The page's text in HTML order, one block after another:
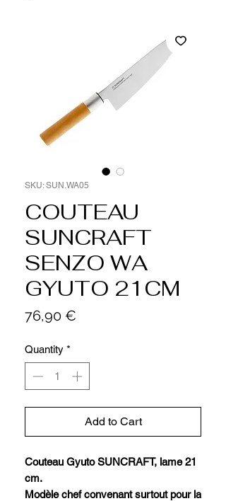
SKU: SUN.WA05
COUTEAU
SUNCRAFT
SENZO WA
GYUTO 21CM
76,90 €
Quantity *
Add to Cart
Couteau Gyuto SUNCRAFT, lame 21
cm.
Modèle chef convenant surtout pour la